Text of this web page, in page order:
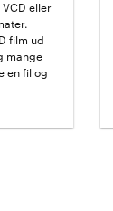
VCD eller
film ud
mange
en fil og